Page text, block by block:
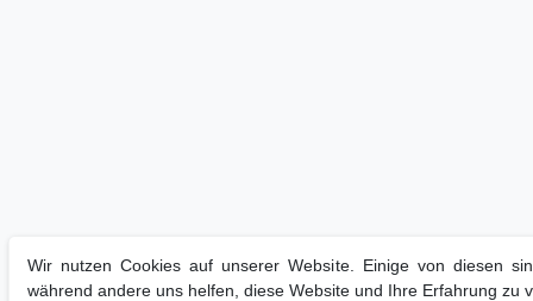
Wir nutzen Cookies auf unserer Website. Einige von diesen
während andere uns helfen, diese Website und Ihre Erfahrung zu